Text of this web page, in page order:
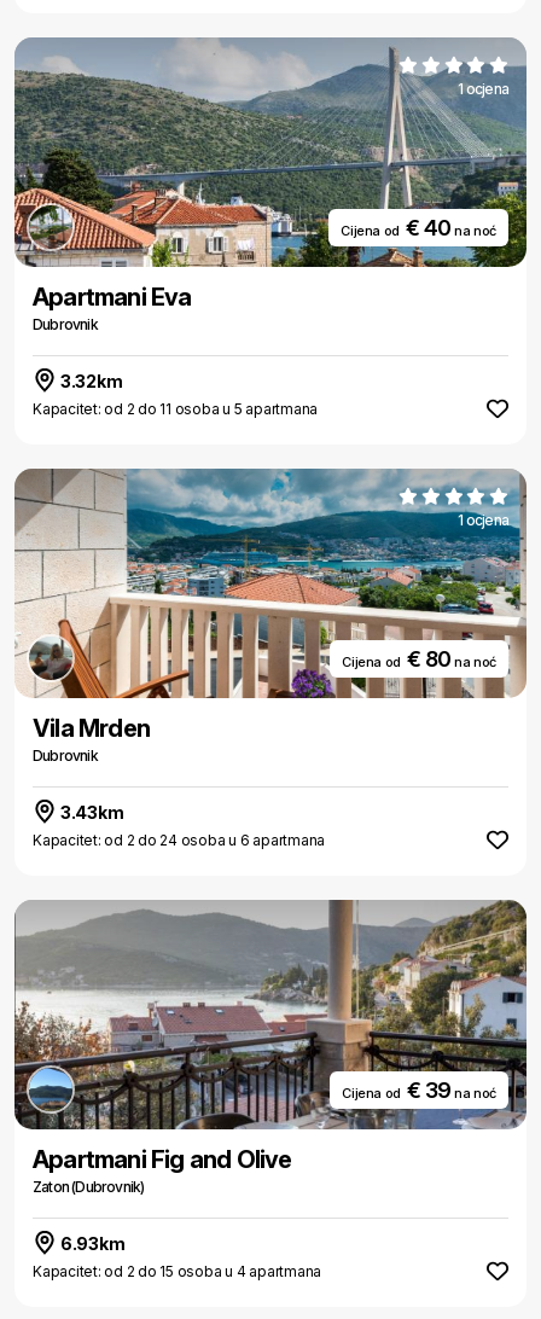
1 ocjena
Cijena od € 40na noć
Apartmani Eva
Dubrovnik
3.32km
Kapacitet: od 2 do 11 osoba u 5 apartmana
1 ocjena
Cijena od € 80na noć
Vila Mrden
Dubrovnik
3.43km
Kapacitet: od 2 do 24 osoba u 6 apartmana
Cijena od € 39na noć
Apartmani Fig and Olive
Zaton (Dubrovnik)
6.93km
Kapacitet: od 2 do 15 osoba u 4 apartmana